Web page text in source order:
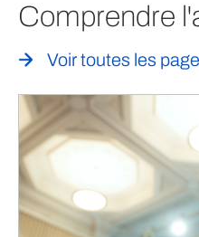
Comprendre
Voir toutes les